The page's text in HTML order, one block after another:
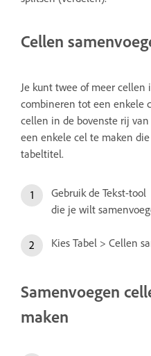
Cellen
Je kunt twee of meer
combineren tot een enkele
cellen in de bovenste rij
een enkele cel te maken
tabeltitel.
Gebruik de Tekst-tool
die je wilt
Kies Tabel > Cellen
Samenvoegen
maken